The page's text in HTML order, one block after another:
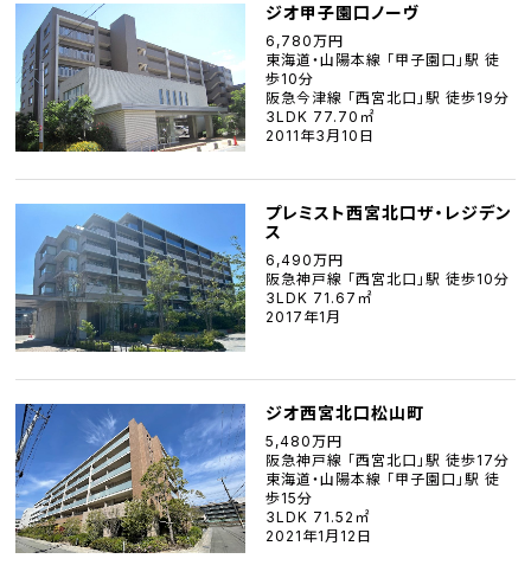
ジオ甲子園口ノーヴ
6,780万円
東海道・山陽本線 「甲子園口」駅 徒
歩10分
阪急今津線 「西宮北口」駅 徒歩19分
3LDK 77.70㎡
2011年3月10日
プレミスト西宮北口ザ・レジデン
ス
6,490万円
阪急神戸線 「西宮北口」駅 徒歩10分
3LDK 71.67㎡
2017年1月
ジオ西宮北口松山町
5,480万円
阪急神戸線 「西宮北口」駅 徒歩17分
東海道・山陽本線 「甲子園口」駅 徒
歩15分
3LDK 71.52㎡
2021年1月12日